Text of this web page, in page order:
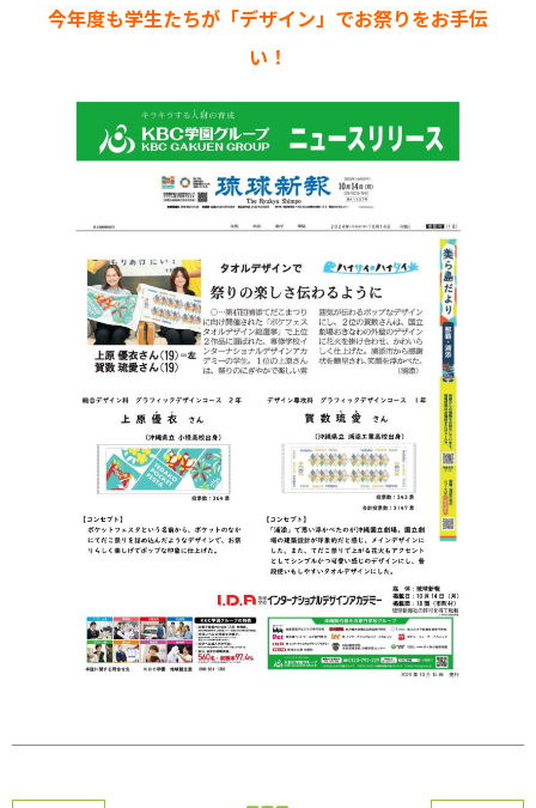
今年度も学生たちが「デザイン」でお祭りをお手伝
い！